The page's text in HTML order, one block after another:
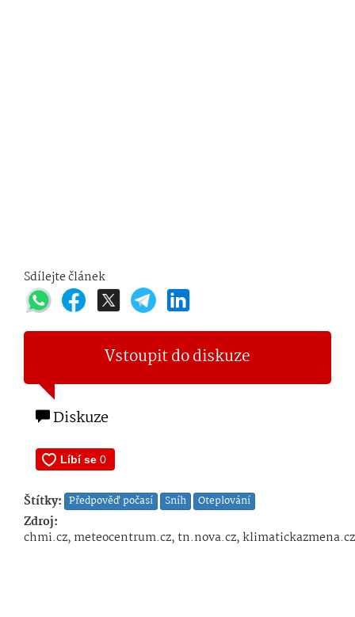
Sdílejte článek
Vstoupit do diskuze
Diskuze
Štítky: Předpověď počasí Sníh Oteplování
Zdroj:
chmi.cz, meteocentrum.cz, tn.nova.cz, klimatickazmena.cz